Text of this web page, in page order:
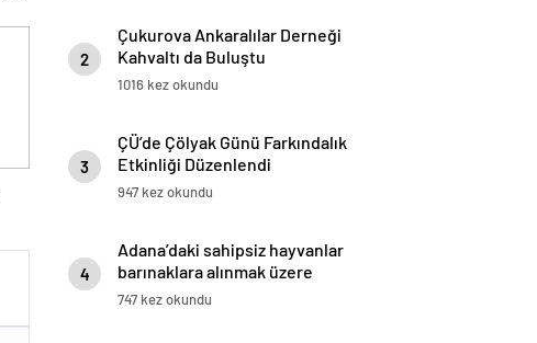
2
Çukurova Ankaralılar Derneği
Kahvaltı da Buluştu
1016 kez okundu
3
ÇÜ’de Çölyak Günü Farkındalık
Etkinliği Düzenlendi
947 kez okundu
4
Adana’daki sahipsiz hayvanlar
barınaklara alınmak üzere
toplatılıyor
747 kez okundu